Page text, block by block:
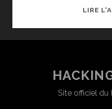
LIRE
Site officiel du